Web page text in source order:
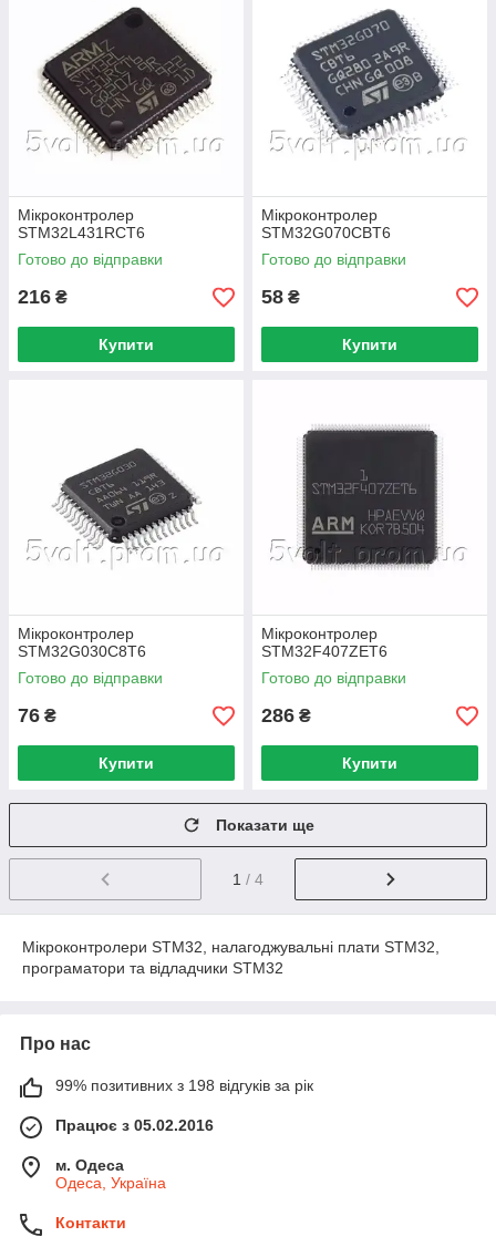
Мікроконтролер
STM32L431RCT6
Готово до відправки
216 ₴
Купити
Мікроконтролер
STM32G070CBT6
Готово до відправки
58 ₴
Купити
Мікроконтролер
STM32G030C8T6
Готово до відправки
76 ₴
Купити
Мікроконтролер
STM32F407ZET6
Готово до відправки
286 ₴
Купити
Показати ще
1 / 4
Мікроконтролери STM32, налагоджувальні плати STM32,
програматори та відладчики STM32
Про нас
99% позитивних з 198 відгуків за рік
Працює з 05.02.2016
м. Одеса
Одеса, Україна
Контакти